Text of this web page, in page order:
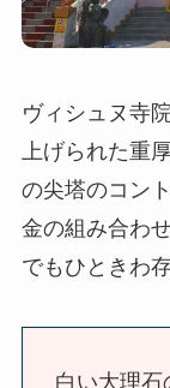
ヴィシュヌ寺
上げられた重
の尖塔のコン
金の組み合わ
でもひときわ
白い大理